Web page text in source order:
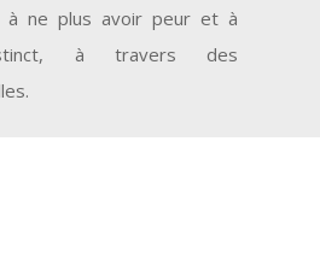
à ne plus avoir peur et à
à travers des